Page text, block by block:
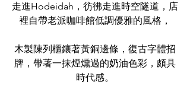
走進Hodeidah，彷彿走進時空隧道，店
裡自帶老派咖啡館低調優雅的風格，
木製陳列櫃鑲著黃銅邊條，復古字體招
牌，帶著一抹煙燻過的奶油色彩，頗具
時代感。